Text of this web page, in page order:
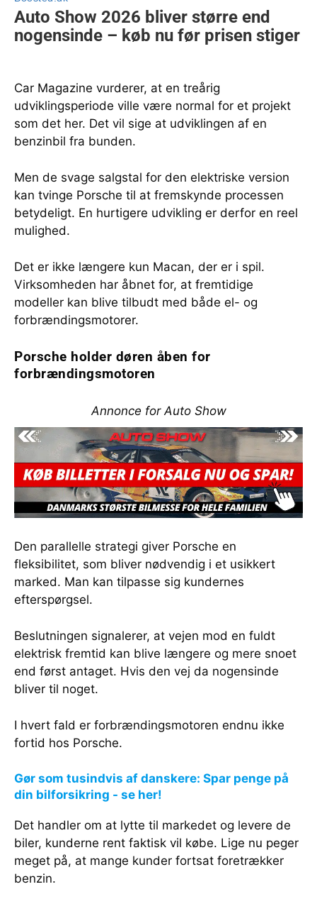
Car Magazine vurderer, at en treårig
udviklingsperiode ville være normal for et projekt
som det her. Det vil sige at udviklingen af en
benzinbil fra bunden.
Men de svage salgstal for den elektriske version
kan tvinge Porsche til at fremskynde processen
betydeligt. En hurtigere udvikling er derfor en reel
mulighed.
Det er ikke længere kun Macan, der er i spil.
Virksomheden har åbnet for, at fremtidige
modeller kan blive tilbudt med både el- og
forbrændingsmotorer.
Porsche holder døren åben for
forbrændingsmotoren
Annonce for Auto Show
Den parallelle strategi giver Porsche en
fleksibilitet, som bliver nødvendig i et usikkert
marked. Man kan tilpasse sig kundernes
efterspørgsel.
Beslutningen signalerer, at vejen mod en fuldt
elektrisk fremtid kan blive længere og mere snoet
end først antaget. Hvis den vej da nogensinde
bliver til noget.
I hvert fald er forbrændingsmotoren endnu ikke
fortid hos Porsche.
Gør som tusindvis af danskere: Spar penge på
din bilforsikring - se her!
Det handler om at lytte til markedet og levere de
biler, kunderne rent faktisk vil købe. Lige nu peger
meget på, at mange kunder fortsat foretrækker
benzin.